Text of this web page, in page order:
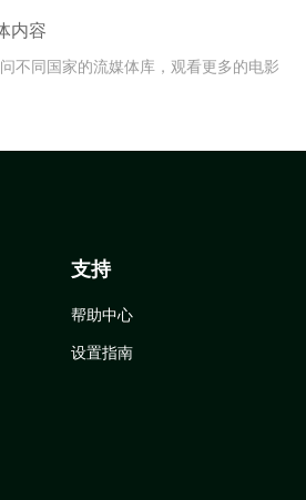
内容
不同国家的流媒体库，观看更多的电影
支持
帮助中心
设置指南